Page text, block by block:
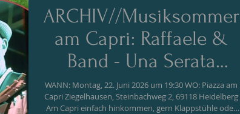
mitreißenden Soul und groovigen Rock bis
ARCHIV//Musiksommer
am Capri: Raffaele &
Band - Una Serata
Italiana
WANN: Montag, 22. Juni 2026 um 19:30 WO: Piazza am
Capri Ziegelhausen, Steinbachweg 2, 69118 Heidelberg
Am Capri einfach hinkommen, gern Klappstühle oder